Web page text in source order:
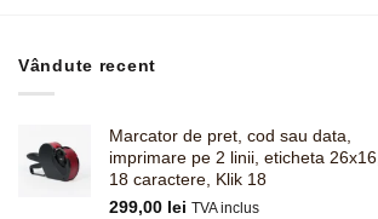
Vândute recent
Marcator de pret, cod sau data,
imprimare pe 2 linii, eticheta 26x16,
18 caractere, Klik 18
299,00 lei TVA inclus